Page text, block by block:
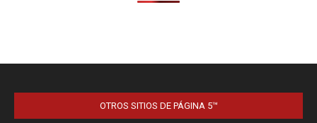
OTROS SITIOS DE PÁGINA 5™